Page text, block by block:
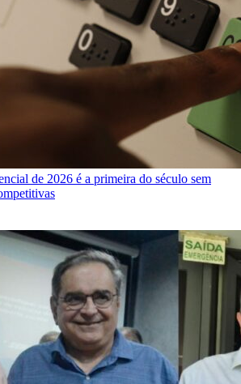
de 2026 é a primeira do século sem